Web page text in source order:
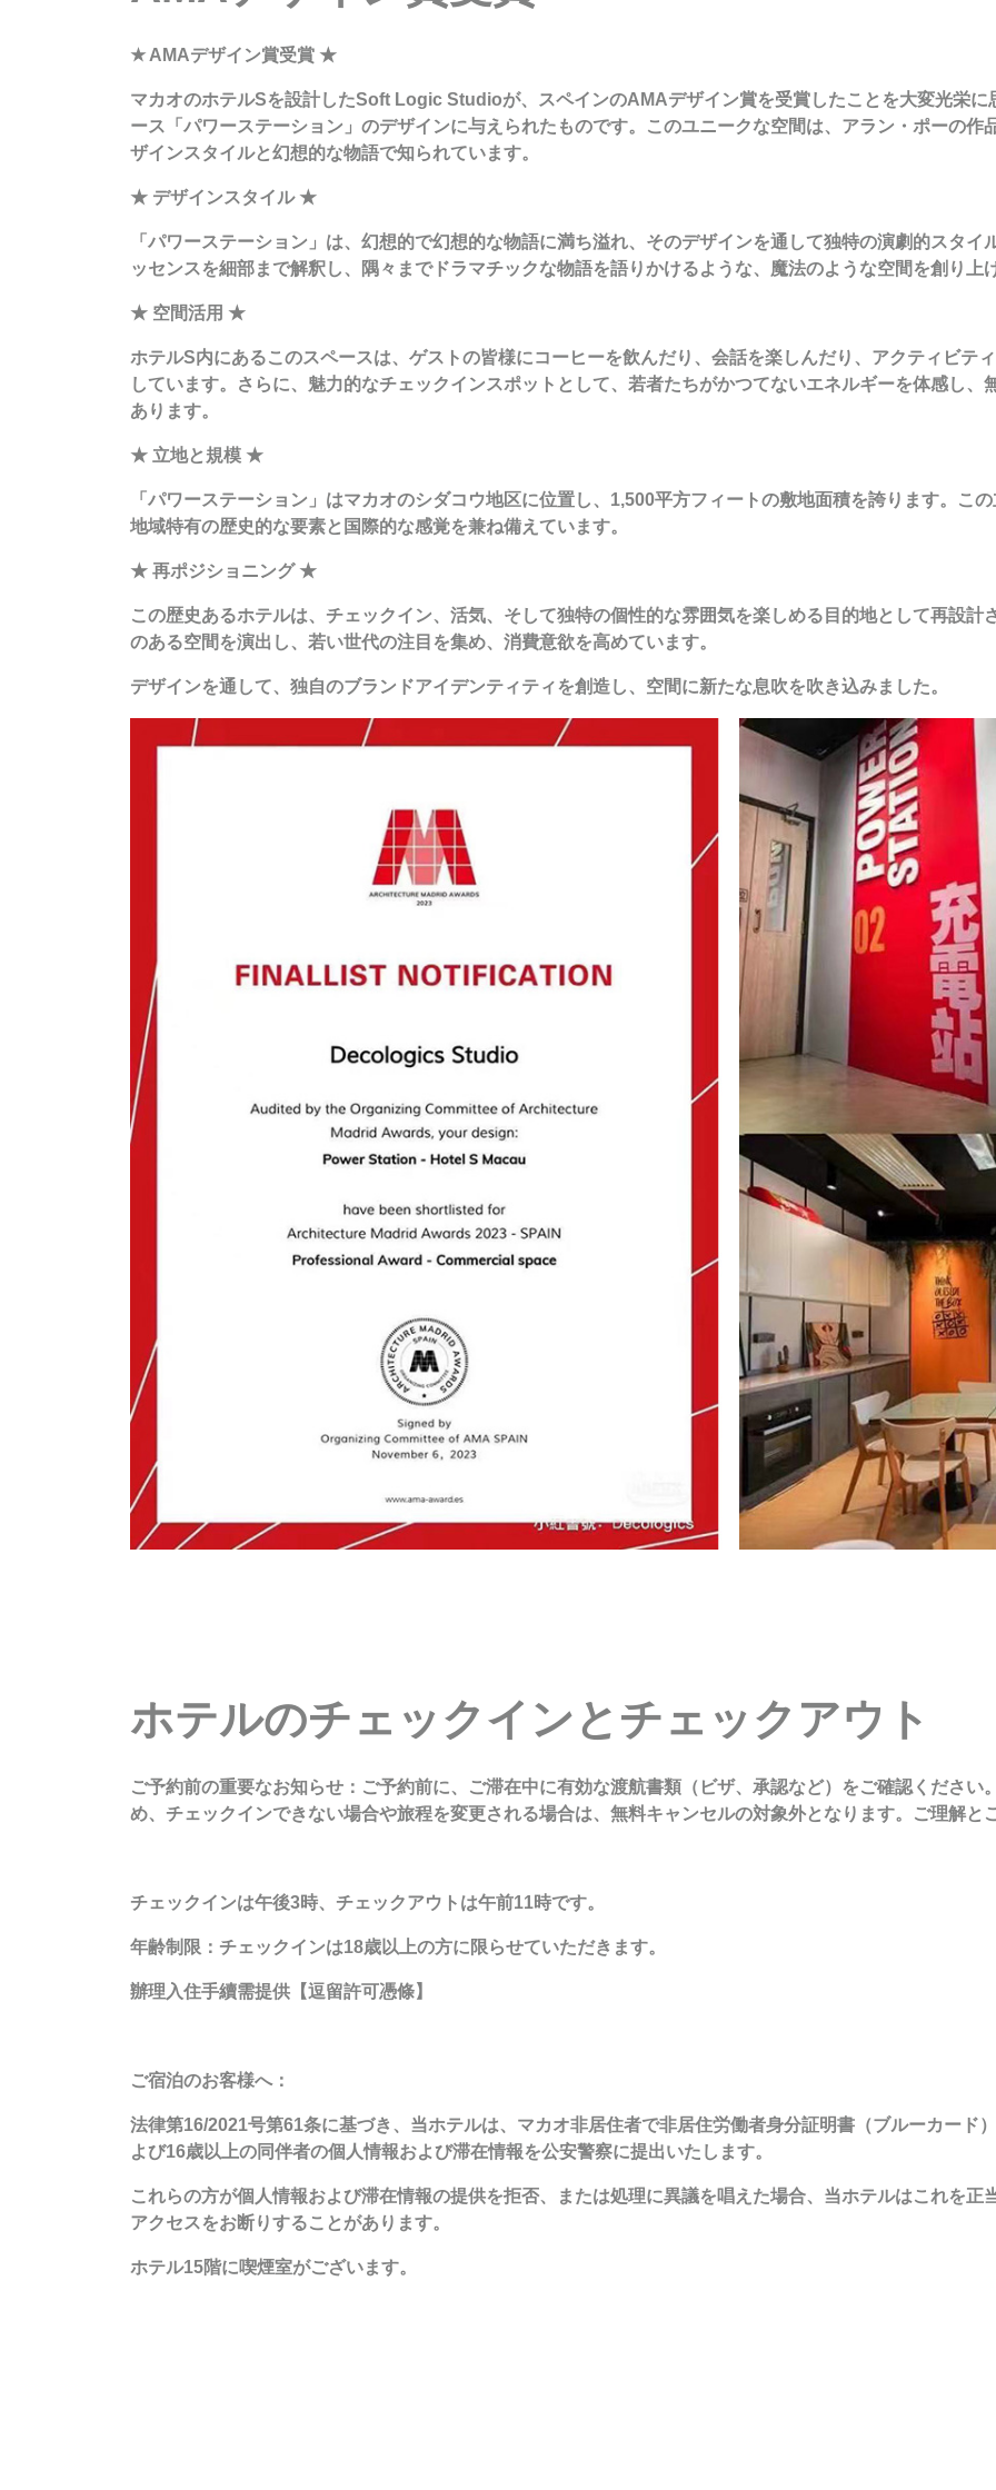
★ AMAデザイン賞受賞 ★
マカオのホテルSを設計したSoft Logic Studioが、スペインのAMAデザイン賞を受賞したことを大変光栄
ース「パワーステーション」のデザインに与えられたものです。このユニークな空間は、アラン・ポーの
ザインスタイルと幻想的な物語で知られています。
★ デザインスタイル ★
「パワーステーション」は、幻想的で幻想的な物語に満ち溢れ、そのデザインを通して独特の演劇的スタ
ッセンスを細部まで解釈し、隅々までドラマチックな物語を語りかけるような、魔法のような空間を創り上
★ 空間活用 ★
ホテルS内にあるこのスペースは、ゲストの皆様にコーヒーを飲んだり、会話を楽しんだり、アクティビテ
しています。さらに、魅力的なチェックインスポットとして、若者たちがかつてないエネルギーを体感し
あります。
★ 立地と規模 ★
「パワーステーション」はマカオのシダコウ地区に位置し、1,500平方フィートの敷地面積を誇ります。こ
地域特有の歴史的な要素と国際的な感覚を兼ね備えています。
★ 再ポジショニング ★
この歴史あるホテルは、チェックイン、活気、そして独特の個性的な雰囲気を楽しめる目的地として再設
のある空間を演出し、若い世代の注目を集め、消費意欲を高めています。
デザインを通して、独自のブランドアイデンティティを創造し、空間に新たな息吹を吹き込みました。
ホテルのチェックインとチェックアウト
ご予約前の重要なお知らせ：ご予約前に、ご滞在中に有効な渡航書類（ビザ、承認など）をご確認ください
め、チェックインできない場合や旅程を変更される場合は、無料キャンセルの対象外となります。ご理解と
チェックインは午後3時、チェックアウトは午前11時です。
年齢制限：チェックインは18歳以上の方に限らせていただきます。
辦理入住手續需提供【逗留許可憑條】
ご宿泊のお客様へ：
法律第16/2021号第61条に基づき、当ホテルは、マカオ非居住者で非居住労働者身分証明書（ブルーカード
よび16歳以上の同伴者の個人情報および滞在情報を公安警察に提出いたします。
これらの方が個人情報および滞在情報の提供を拒否、または処理に異議を唱えた場合、当ホテルはこれを
アクセスをお断りすることがあります。
ホテル15階に喫煙室がございます。